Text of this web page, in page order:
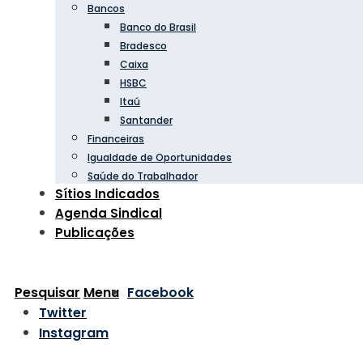
Bancos
Banco do Brasil
Bradesco
Caixa
HSBC
Itaú
Santander
Financeiras
Igualdade de Oportunidades
Saúde do Trabalhador
Sítios Indicados
Agenda Sindical
Publicações
Pesquisar Menu Facebook
Twitter
Instagram